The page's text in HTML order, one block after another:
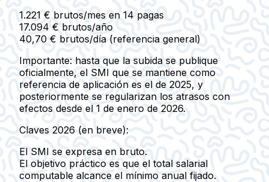
1.221 € brutos/mes en 14 pagas
17.094 € brutos/año
40,70 € brutos/día (referencia general)
Importante: hasta que la subida se publique
oficialmente, el SMI que se mantiene como
referencia de aplicación es el de 2025, y
posteriormente se regularizan los atrasos con
efectos desde el 1 de enero de 2026.
Claves 2026 (en breve):
El SMI se expresa en bruto.
El objetivo práctico es que el total salarial
computable alcance el mínimo anual fijado.